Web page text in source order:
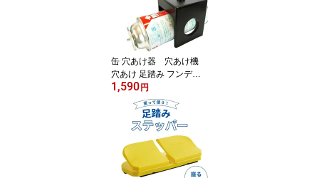
缶 穴あけ器 穴あけ機
穴あけ 足踏み フンデヌ
ーク
1,590円